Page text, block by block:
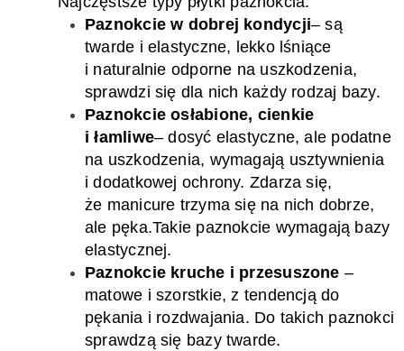
Paznokcie w dobrej kondycji–są
twarde i elastyczne, lekko lśniące
i naturalnie odporne na uszkodzenia,
sprawdzi się dla nich każdy rodzaj bazy.
Paznokcie osłabione, cienkie
i łamliwe–dosyć elastyczne, ale podatne
na uszkodzenia, wymagają usztywnienia
i dodatkowej ochrony. Zdarza się,
że manicure trzyma się na nich dobrze,
ale pęka.Takie paznokcie wymagają bazy
elastycznej.
Paznokcie kruche i przesuszone –
matowe i szorstkie,z tendencją do
pękania i rozdwajania. Do takich paznokci
sprawdzą się bazy twarde.